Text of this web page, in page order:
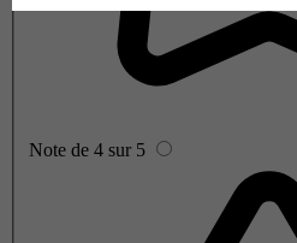
Note de 4 sur 5